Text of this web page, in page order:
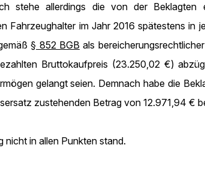
stehe allerdings die von der Beklagten
im Jahr 2016 spätestens in
§ 852 BGB als
Bruttokaufpreis (23.250,02 €)
gelangt seien. Demnach habe die
zustehenden Betrag von 12.971,94 €
nicht in allen Punkten stand.